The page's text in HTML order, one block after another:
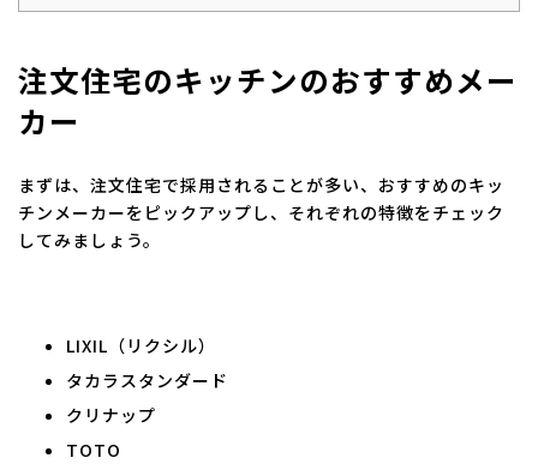
注文住宅のキッチンのおすすめメー
カー
まずは、注文住宅で採用されることが多い、おすすめのキッ
チンメーカーをピックアップし、それぞれの特徴をチェック
してみましょう。
LIXIL（リクシル）
タカラスタンダード
クリナップ
TOTO